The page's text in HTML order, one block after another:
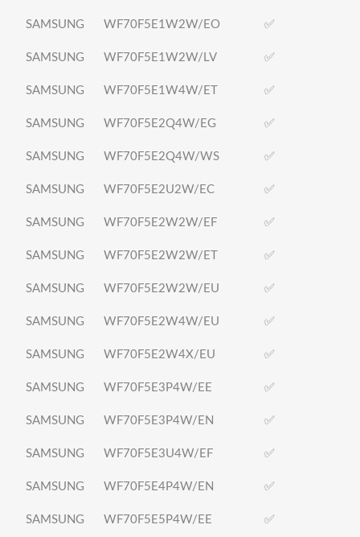
SAMSUNG WF70F5E1W2W/EO ✅
SAMSUNG WF70F5E1W2W/LV ✅
SAMSUNG WF70F5E1W4W/ET ✅
SAMSUNG WF70F5E2Q4W/EG ✅
SAMSUNG WF70F5E2Q4W/WS ✅
SAMSUNG WF70F5E2U2W/EC ✅
SAMSUNG WF70F5E2W2W/EF ✅
SAMSUNG WF70F5E2W2W/ET ✅
SAMSUNG WF70F5E2W2W/EU ✅
SAMSUNG WF70F5E2W4W/EU ✅
SAMSUNG WF70F5E2W4X/EU ✅
SAMSUNG WF70F5E3P4W/EE ✅
SAMSUNG WF70F5E3P4W/EN ✅
SAMSUNG WF70F5E3U4W/EF ✅
SAMSUNG WF70F5E4P4W/EN ✅
SAMSUNG WF70F5E5P4W/EE ✅